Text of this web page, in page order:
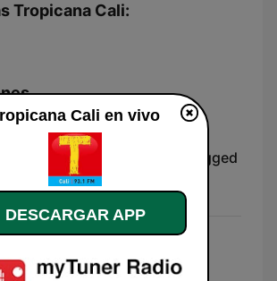
Tropicana Cali:
Últimos 30 días
Because the Night (MTV Unplugged
Version)
Hope
Cali en vivo
DESCARGAR APP